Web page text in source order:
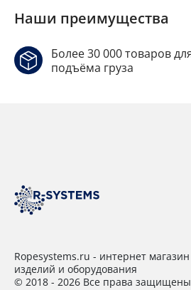
Наши преимущества
Более 30 000 товаров
подъёма груза
Ropesystems.ru - интернет
изделий и оборудования
© 2018 - 2026 Все права защищены